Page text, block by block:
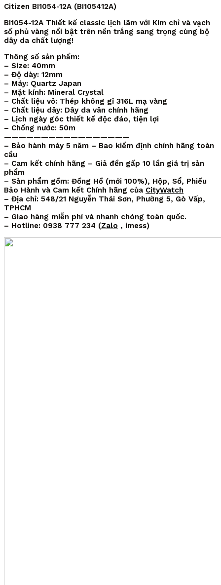
Citizen BI1054-12A (BI105412A)
BI1054-12A Thiết kế classic lịch lãm với Kim chỉ và vạch
số phủ vàng nổi bật trên nền trắng sang trọng cùng bộ
dây da chất lượng!
Thông số sản phẩm:
– Size: 40mm
– Độ dày: 12mm
– Máy: Quartz Japan
– Mặt kính: Mineral Crystal
– Chất liệu vỏ: Thép không gỉ 316L mạ vàng
– Chất liệu dây: Dây da vân chính hãng
– Lịch ngày góc thiết kế độc đáo, tiện lợi
– Chống nước: 50m
—————————————————
– Bảo hành máy 5 năm – Bao kiểm định chính hãng toàn
cầu
– Cam kết chính hãng – Giả đền gấp 10 lần giá trị sản
phẩm
– Sản phẩm gồm: Đồng Hồ (mới 100%), Hộp, Sổ, Phiếu
Bảo Hành và Cam kết Chính hãng của CityWatch
– Địa chỉ: 548/21 Nguyễn Thái Sơn, Phường 5, Gò Vấp,
TPHCM
– Giao hàng miễn phí và nhanh chóng toàn quốc.
– Hotline: 0938 777 234 (Zalo , imess)